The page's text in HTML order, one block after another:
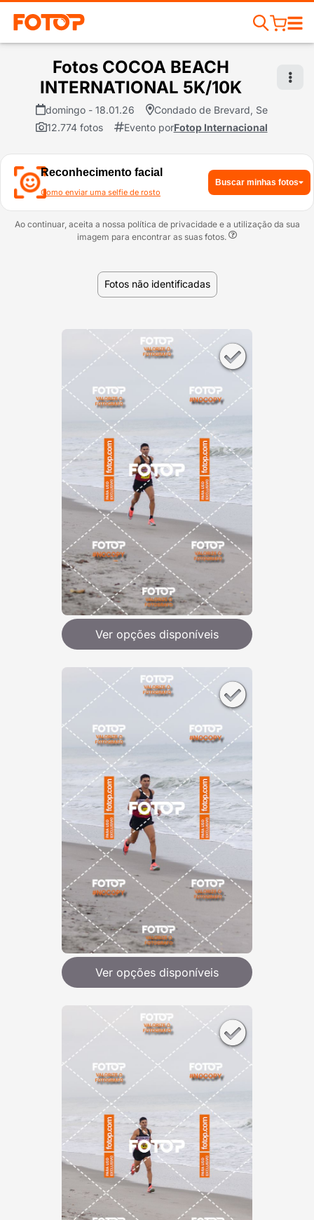
Fotos COCOA BEACH
INTERNATIONAL 5K/10K
domingo - 18.01.26
Condado de Brevard, Se
12.774 fotos
Evento porFotop Internacional
Reconhecimento facial
Como enviar uma selfie de rosto
Buscar minhas fotos
Ao continuar, aceita a nossa política de privacidade e a utilização da sua
imagem para encontrar as suas fotos.
Fotos não identificadas
Ver opções disponíveis
Ver opções disponíveis